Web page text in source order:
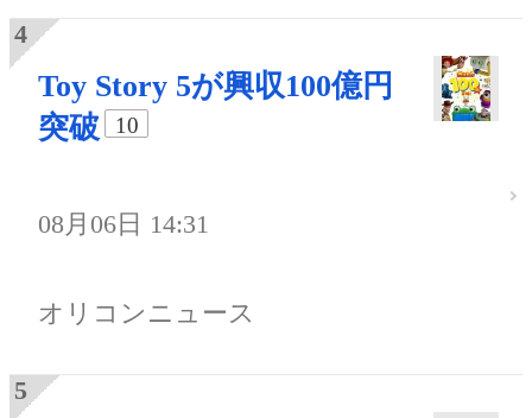
Toy Story 5が興収100億円
突破
10
08月06日 14:31
オリコンニュース